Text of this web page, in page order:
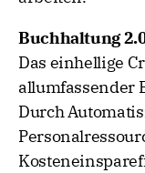
Buchhaltung
Das einhellige
allumfassender
Durch